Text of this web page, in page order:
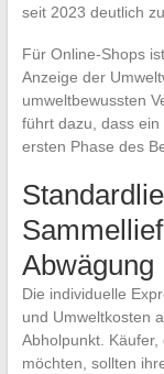
seit 2023 deutlich
Für Online-Shops
Anzeige der
umweltbewussten
führt dazu, dass
ersten Phase des
Abwägung
Die individuelle
und Umweltkosten
Abholpunkt.
möchten, sollten